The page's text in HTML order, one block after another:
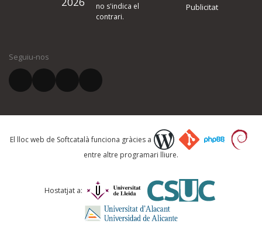
quina és la millora que proposeu o l'error del qual voleu informar-
El vostre correu electrònic *
Què proposeu?
Comentari *
no s'indica el
contrari.
Publicitat
Seguiu-nos
El lloc web de Softcatalà funciona gràcies a
entre altre programari lliure.
Hostatjat a: